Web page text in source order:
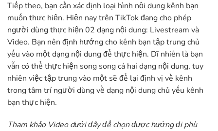
Tiếp theo, bạn cần xác định loại hình nội dung kênh bạn
muốn thực hiện. Hiện nay trên TikTok đang cho phép
người dùng thực hiện 02 dạng nội dung: Livestream và
Video. Bạn nên định hướng cho kênh bạn tập trung chủ
yếu vào một dạng nội dung để thực hiện. Dĩ nhiên là bạn
vẫn có thể thực hiện song song cả hai dạng nội dung, tuy
nhiên việc tập trung vào một sẽ để lại định vị về kênh
trong tâm trí người dùng về dạng nội dung chủ yếu kênh
bạn thực hiện.
Tham khảo Video dưới đây để chọn được hướng đi phù